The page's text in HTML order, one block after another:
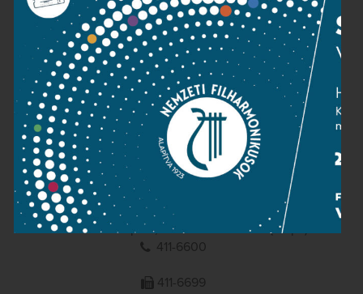
Adatvédelem
Impresszum
NEMZETI
FILHARMONIKUSOK
1095 Budapest, Komor Marcell u. 1. (Müpa)
411-6600
411-6699